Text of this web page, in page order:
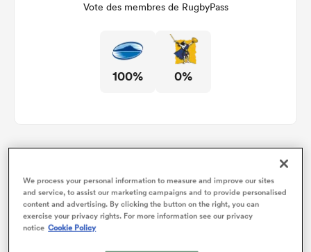
Vote des membres de RugbyPass
100% 0%
We process your personal information to measure and improve our sites
and service, to assist our marketing campaigns and to provide personalised
content and advertising. By clicking the button on the right, you can
exercise your privacy rights. For more information see our privacy
notice Cookie Policy